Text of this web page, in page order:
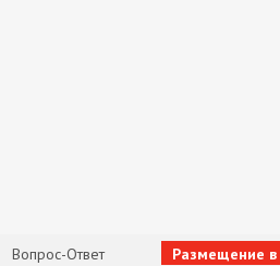
Вопрос-Ответ Размещение в